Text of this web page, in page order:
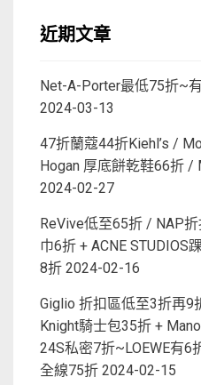
近期文章
Net-A-Porter最低75折~
2024-03-13
47折蘭蔻44折Kiehl’s /
Hogan 厚底餅乾鞋66折
2024-02-27
ReVive低至65折 / NAP
巾6折 + ACNE STUDIOS
8折 2024-02-16
Giglio 折扣區低至3折再9
Knight騎士包35折 +
24S私密7折~LOEWE有6
全線75折 2024-02-15